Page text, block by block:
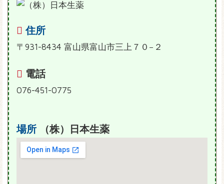
住所
〒931-8434 富山県富山市三上７０−２
電話
076-451-0775
場所 （株）日本生薬